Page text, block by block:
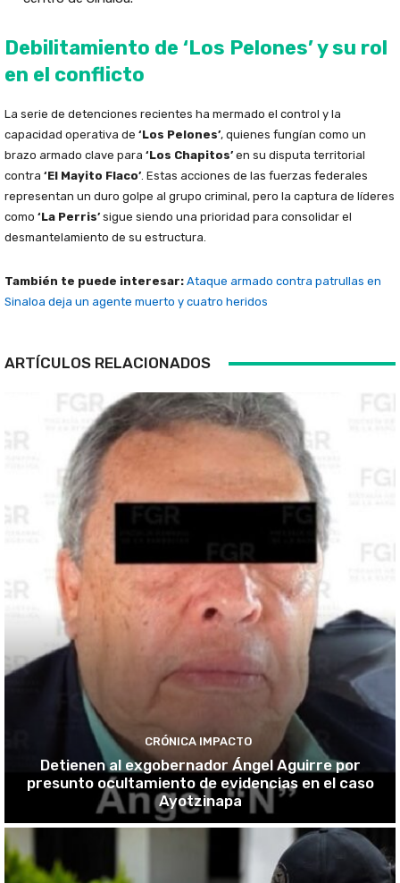
Debilitamiento de ‘Los Pelones’ y su rol
en el conflicto
La serie de detenciones recientes ha mermado el control y la
capacidad operativa de ‘Los Pelones’, quienes fungían como un
brazo armado clave para ‘Los Chapitos’ en su disputa territorial
contra ‘El Mayito Flaco’. Estas acciones de las fuerzas federales
representan un duro golpe al grupo criminal, pero la captura de líderes
como ‘La Perris’ sigue siendo una prioridad para consolidar el
desmantelamiento de su estructura.
También te puede interesar: Ataque armado contra patrullas en
Sinaloa deja un agente muerto y cuatro heridos
ARTÍCULOS RELACIONADOS
CRÓNICA IMPACTO
Detienen al exgobernador Ángel Aguirre por
presunto ocultamiento de evidencias en el caso
Ayotzinapa